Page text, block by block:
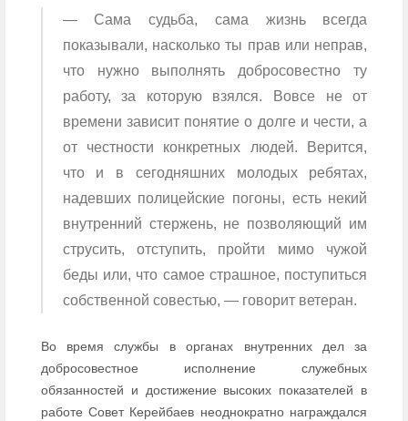
— Сама судьба, сама жизнь всегда
показывали, насколько ты прав или неправ,
что нужно выполнять добросовестно ту
работу, за которую взялся. Вовсе не от
времени зависит понятие о долге и чести, а
от честности конкретных людей. Верится,
что и в сегодняшних молодых ребятах,
надевших полицейские погоны, есть некий
внутренний стержень, не позволяющий им
струсить, отступить, пройти мимо чужой
беды или, что самое страшное, поступиться
собственной совестью, — говорит ветеран.
Во время службы в органах внутренних дел за
добросовестное исполнение служебных
обязанностей и достижение высоких показателей в
работе Совет Керейбаев неоднократно награждался